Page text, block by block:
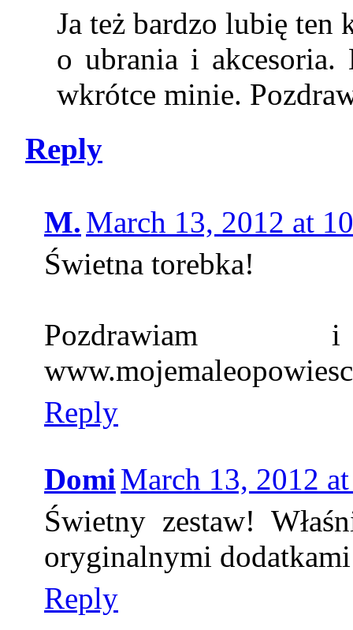
Ja też bardzo lubię
o ubrania i akcesoria.
wkrótce minie.
Reply
M. March 13, 2012 at
Świetna torebka!
Reply
DomiMarch 13, 2012
Świetny zestaw!
oryginalnymi
Reply